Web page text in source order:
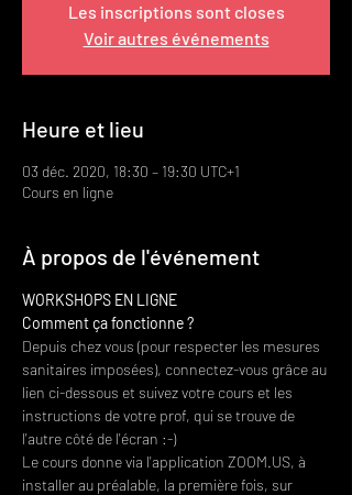
Les inscriptions sont closes
Voir autres événements
Heure et lieu
03 déc. 2020, 18:30 – 19:30 UTC+1
Cours en ligne
À propos de l'événement
WORKSHOPS EN LIGNE
Comment ça fonctionne ?
Depuis chez vous (pour respecter les mesures
sanitaires imposées), connectez-vous grâce au
lien ci-dessous et suivez votre cours et les
instructions de votre prof, qui se trouve de
l'autre côté de l'écran :-)
Le cours donne via l'application ZOOM.US, à
installer au préalable, la première fois, sur